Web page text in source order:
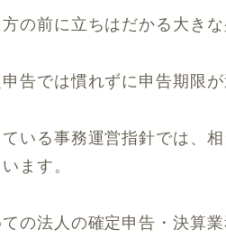
の前に立ちはだかる大き
告では慣れずに申告期限
いる事務運営指針では、
ます。
の法人の確定申告・決算